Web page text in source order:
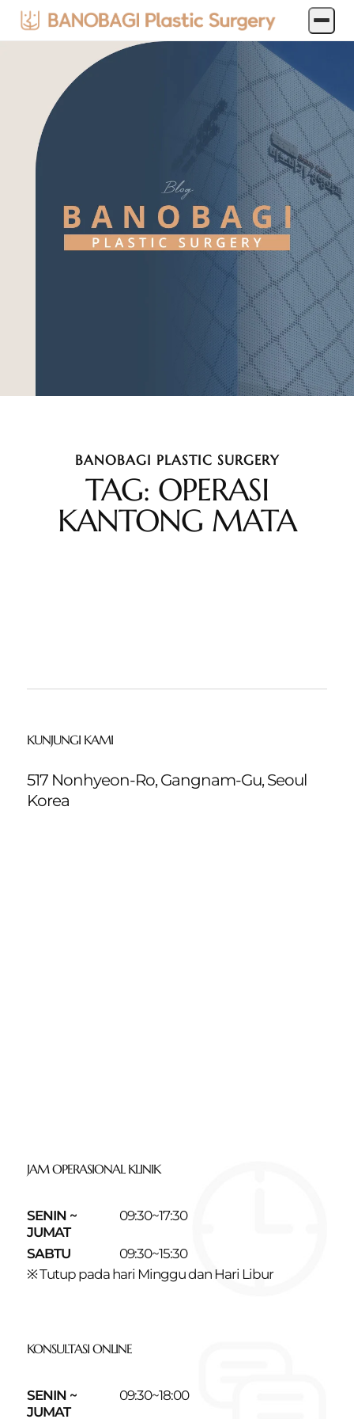
BANOBAGI PLASTIC SURGERY
TAG: OPERASI
KANTONG MATA
KUNJUNGI KAMI
517 Nonhyeon-Ro, Gangnam-Gu, Seoul
Korea
JAM OPERASIONAL KLINIK
SENIN ~
JUMAT
09:30~17:30
SABTU
09:30~15:30
※ Tutup pada hari Minggu dan Hari Libur
KONSULTASI ONLINE
SENIN ~
JUMAT
09:30~18:00